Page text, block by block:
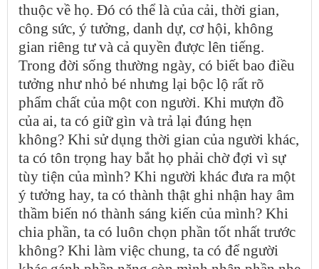
thuộc về họ. Đó có thể là của cải, thời gian,
công sức, ý tưởng, danh dự, cơ hội, không
gian riêng tư và cả quyền được lên tiếng.
Trong đời sống thường ngày, có biết bao điều
tưởng như nhỏ bé nhưng lại bộc lộ rất rõ
phẩm chất của một con người. Khi mượn đồ
của ai, ta có giữ gìn và trả lại đúng hẹn
không? Khi sử dụng thời gian của người khác,
ta có tôn trọng hay bắt họ phải chờ đợi vì sự
tùy tiện của mình? Khi người khác đưa ra một
ý tưởng hay, ta có thành thật ghi nhận hay âm
thầm biến nó thành sáng kiến của mình? Khi
chia phần, ta có luôn chọn phần tốt nhất trước
không? Khi làm việc chung, ta có để người